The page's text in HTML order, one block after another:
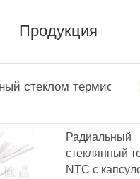
НТК
Продукция
стеклом термистор
Радиальный
стеклянный
NTC с